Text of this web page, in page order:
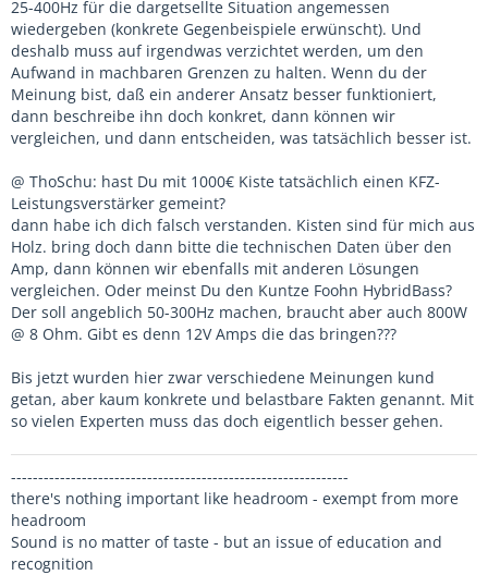
25-400Hz für die dargetsellte Situation angemessen
wiedergeben (konkrete Gegenbeispiele erwünscht). Und
deshalb muss auf irgendwas verzichtet werden, um den
Aufwand in machbaren Grenzen zu halten. Wenn du der
Meinung bist, daß ein anderer Ansatz besser funktioniert,
dann beschreibe ihn doch konkret, dann können wir
vergleichen, und dann entscheiden, was tatsächlich besser ist.
@ ThoSchu: hast Du mit 1000€ Kiste tatsächlich einen KFZ-
Leistungsverstärker gemeint?
dann habe ich dich falsch verstanden. Kisten sind für mich aus
Holz. bring doch dann bitte die technischen Daten über den
Amp, dann können wir ebenfalls mit anderen Lösungen
vergleichen. Oder meinst Du den Kuntze Foohn HybridBass?
Der soll angeblich 50-300Hz machen, braucht aber auch 800W
@ 8 Ohm. Gibt es denn 12V Amps die das bringen???
Bis jetzt wurden hier zwar verschiedene Meinungen kund
getan, aber kaum konkrete und belastbare Fakten genannt. Mit
so vielen Experten muss das doch eigentlich besser gehen.
--------------------------------------------------------------
there's nothing important like headroom - exempt from more
headroom
Sound is no matter of taste - but an issue of education and
recognition